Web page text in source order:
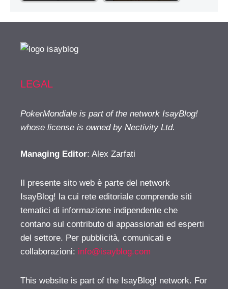
LEGAL
PokerMondiale is part of the network IsayBlog!
whose license is owned by Nectivity Ltd.
Managing Editor: Alex Zarfati
Il presente sito web è parte del network
IsayBlog! la cui rete editoriale comprende siti
tematici di informazione indipendente che
contano sul contributo di appassionati ed esperti
del settore. Per pubblicità, comunicati e
collaborazioni: info@isayblog.com
This website is part of the IsayBlog! network. For